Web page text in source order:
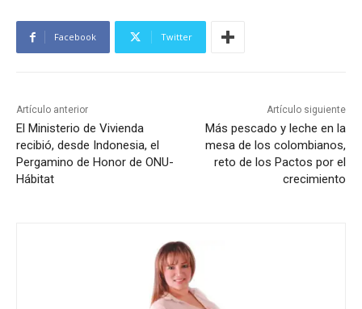
Facebook Twitter
Artículo anterior
El Ministerio de Vivienda
recibió, desde Indonesia, el
Pergamino de Honor de ONU-
Hábitat
Artículo siguiente
Más pescado y leche en la
mesa de los colombianos,
reto de los Pactos por el
crecimiento